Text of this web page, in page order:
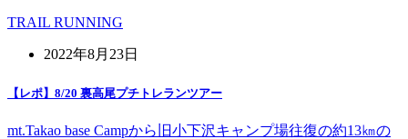
TRAIL RUNNING
2022年8月23日
【レポ】8/20 裏高尾プチトレランツアー
mt.Takao base Campから旧小下沢キャンプ場往復の約13㎞の